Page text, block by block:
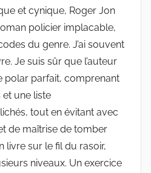
et cynique, Roger Jon
policier implacable,
du genre. J’ai souvent
Je suis sûr que l’auteur
polar parfait, comprenant
une liste
tout en évitant avec
de maîtrise de tomber
livre sur le fil du rasoir,
niveaux. Un exercice